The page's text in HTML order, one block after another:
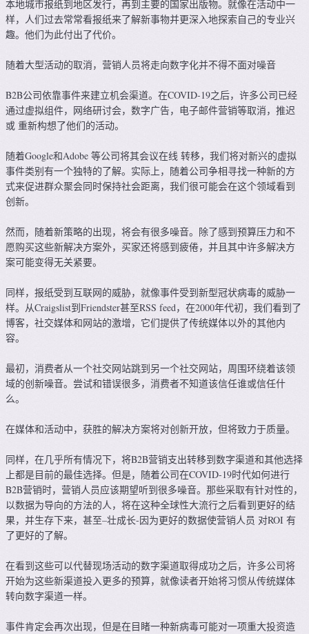
本地城市报纸到地区发行，再到主要的国家出版物。就像在活动中一
样，人们过去常常看报纸来了解新事物并更深入地探索自己的专业兴
趣。他们为此付出了代价。
随着大型活动的取消，营销人员将走向数字化并不得不面对噪音
B2B公司依靠事件来建立机会渠道。在COVID-19之后，许多公司已经
通过虚拟组件，网络研讨会，数字广告，电子邮件营销等取消，推迟
或 重新构想了他们的活动。
随着Google和Adobe 等公司将其会议在线 转移，我们将对新兴的虚拟
事件类别有一个独特的了解。实际上，随着公司争相寻找一种新的方
式来促进群众聚会同时保持社会距离，我们很可能会在这个领域看到
创新。
然而，随着新策略的出现，将会有很多噪音。除了感到预算压力和不
愿购买这些新解决方案外，买家还将感到疲倦，并且其中许多解决方
案可能变得无关紧要。
同样，报纸受到互联网的威胁，就像事件受到新型冠状病毒的威胁一
样。从Craigslist到Friendster甚至RSS feed，在2000年代初，我们看到了
博客，社交媒体和网站的激增，它们提供了传统媒体以外的其他内
容。
最初，消费者从一个社交网站跳到另一个社交网站，周围环绕着该领
域的创新噪音。尝试和错误很多，消费者不知道该信任谁或信任什
么。
在媒体和活动中，获胜的解决方案将对创新开放，但将致力于质量。
同样，在几乎所有情况下，将B2B营销支出转移到数字渠道和其他选择
上都是目前的最佳选择。但是，随着公司在COVID-19时代如何进行
B2B营销时，营销人员应该期望听到很多噪音。那些采取有针对性的，
以数据为导向的方法的人，将在这种全球性大流行之后看到更好的结
果，并生存下来，甚至–壮成长-因为更好的数据使营销人员 对ROI 有
了更好的了解。
在看到这些可以代替现场活动的数字渠道取得成功之后，许多公司将
开始为这些新渠道投入更多的预算，就像读者开始将习惯从传统媒体
转向数字渠道一样。
事件肯定会再次出现，但是在目睹一种新病毒可能对一项重大投资造